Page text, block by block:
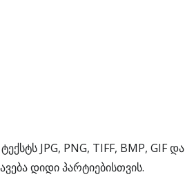
JPG, PNG, TIFF, BMP, GIF და
დიდი პარტიებისთვის.